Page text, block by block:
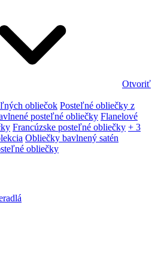
Otvoriť
obliečok Posteľné obliečky z
posteľné obliečky Flanelové
Francúzske posteľné obliečky + 3
Obliečky bavlnený satén
obliečky